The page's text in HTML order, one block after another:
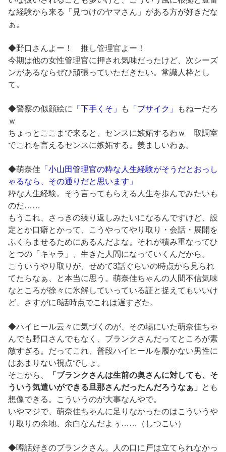
な経験から来る「見つけのヤマさん」がある方が好きだな
ぁ。
◆野口さんよー！ 推し管理官よー！
今期は他の女性管理官に押され気味だったけど、次シーズ
ンがあるならぜひ頑張っていただきたい。常識人枠とし
て。
◆警察の似顔絵に 「下手くそ」 も 「ブサイク」
もねーだろ
ｗ
ちょっとここまで来ると、センスに嫉妬するわｗ 取調室
でこれを言えるセンスに嫉妬する。羨ましいわぁ。
◆萌奈佳 「小山田管理官の粋な人生経験がそうだとおっし
ゃるなら、その通りだと思います」
粋な人生経験。そう言ってもらえる人生を歩んでみたいも
のだ……
もうこれ、さっきの繰り返しみたいになるんですけど、設
定とか口癖とかって、こうやってやり取り・会話・展開を
ふくらませるためにあるんだよな。それが積み重なってひ
とつの「キャラ」、生きた人間になっていくんだから。
こういうやり取りが、せめて3話ぐらいの時点から見られ
てたらなぁ、と本当に思う。萌奈佳ちゃんの人間不信気味
なところが徐々に氷解していっている証と捉えてもいいけ
ど、さすがに8話時点でこれは遅すぎた。
◆ハイヒール云々に気づくのが、その場にいた萌奈佳ちゃ
んでも野口さんでもなく、ブランクさんだってところが素
敵すぎる。だってこれ、普段ハイヒールを履かない男性に
はあまりない視点でしょ。
そこから、
「ブランクさんは生前の奥さんに対しても、そ
ういう気遣いができる旦那さんだったんだろうなぁ」
とも
想像できる。こういうのが大事なんやで。
いやマジで、萌奈佳ちゃんに足りなかったのはこういうや
り取りの余地、余白なんだよぅ……（しつこい）
◆噂話好きのブランクさん。人の口に戸は立てられなかっ